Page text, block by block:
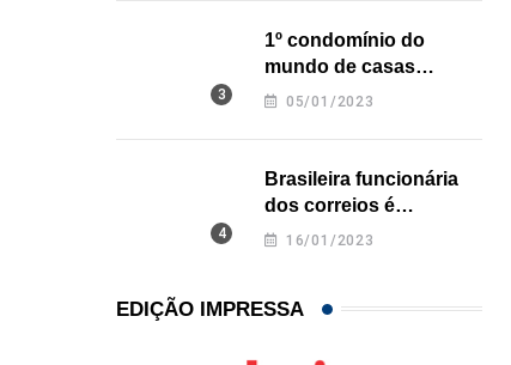
1º condomínio do
mundo de casas
impressas em 3D é
05/01/2023
Brasileira funcionária
dos correios é
assassinada a facadas
16/01/2023
EDIÇÃO IMPRESSA